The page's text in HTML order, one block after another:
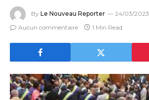
By Le Nouveau Reporter
24/03/2023
Aucun commentaire
1 Min Read